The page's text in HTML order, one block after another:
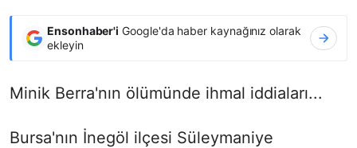
Ensonhaber'i Google'da haber kaynağınız olarak
ekleyin
Minik Berra'nın ölümünde ihmal iddiaları...
Bursa'nın İnegöl ilçesi Süleymaniye